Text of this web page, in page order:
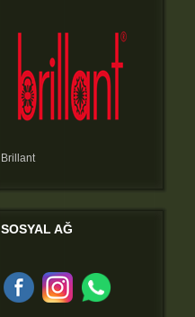
Brillant
SOSYAL AĞ